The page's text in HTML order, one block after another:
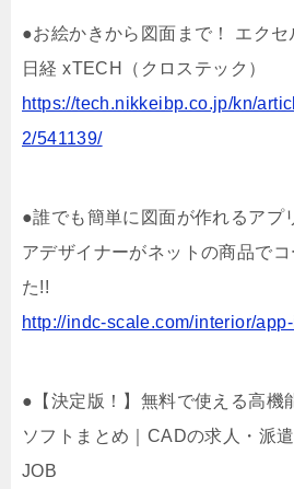
●お絵かきから図面まで！ エクセ
日経 xTECH（クロステック）
https://tech.nikkeibp.co.jp/kn/
2/541139/
●誰でも簡単に図面が作れるアプ
アデザイナーがネットの商品で
た!!
http://indc-scale.com/interior/
●【決定版！】無料で使える高機
ソフトまとめ｜CADの求人・派
JOB